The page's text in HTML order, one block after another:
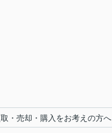
・売却・購入をお考えの方へ